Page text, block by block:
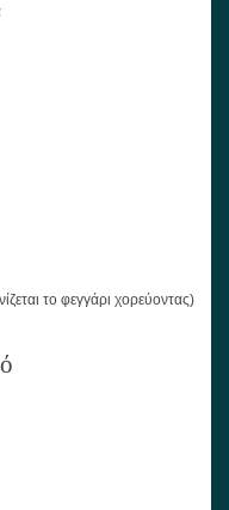
το φεγγάρι χορεύοντας)